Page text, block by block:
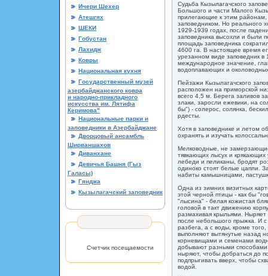
Ичери Шехер
Атешгях
ШЕКИ
Гобустан
Лахидж
Ковры
Национальная кухня
Государственный музей
азербайджанского ковра
и народно-прикладного
искусства им. Лятифа
Керимова"
Национальные парки и
заповедники в Азеpбайджане
Дворцовый ансамбль
Ширваншахов
Диванхане
Девичья Башня (Гыз
Галасы)
Гянджа
Кызылагачский заповедник
Счетчик посещаемости
Судьба Кызылагачского
Большого и части Малого
прилегающие к этим районам,
заповедником. Но реального
1929-1939 годах, после
заповедника высохли и были
площадь заповедника
4600 га. В настоящее время
урезанном виде заповедник
международное значение,
водоплавающих и
Пейзажи Кызылагачского
расположен на приморской
всего 4,5 м. Берега заливов
злаки, заросли ежевики, на
бы") - солерос, солянка,
рдесты.
Хотя в заповеднике и летом
охранять и изучать
Мелководные, не
тявкающих лысух и
лебеди и пеликаны, бродят
одиноко стоят белые цапли.
набиты камышницами,
Одна из зимних визитных
этой черной птицы - как бы
"лысина" - белая кожистая
головой в такт движению
размахивая крыльями. Ныряет
после небольшого прыжка. И
разбега, а с воды, кроме
выполняют вытянутые назад
корневищами и семенами
добывают разными
ныряют, чтобы добраться до
подпрыгивать вверх, чтобы
водой.